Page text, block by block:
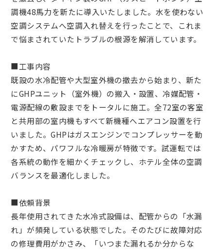
調機48馬力を新たに導入いたしました。水を使わない
空調システムへ空調入れ替えを行ったことで、これま
で悩まされていたトラブルの根源を解消しています。
■工事内容
既設の水冷配管や大型室外機の撤去から始まり、新た
にGHPユニット（室外機）の搬入・設置、冷媒配管・
電源配線の敷設までをトータルに施工。全72室の客室
と共用部の室内機もすべて新機種へエアコン設置を行
いました。GHPはガスエンジンでコンプレッサーを動
かすため、パワフルな冷暖房が特徴です。試運転では
各系統の動作を細かくチェックし、ホテル全体の空調
バランスを最適化しました。
■依頼背景
長年使用されてきた水冷式設備は、配管からの「水漏
れ」が頻発している状態でした。そのたびに故障対応
の修理費用がかさみ、「いつまた漏れるか分からな